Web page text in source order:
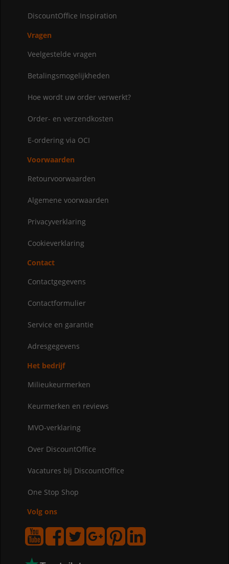
DiscountOffice Inspiration
Vragen
Veelgestelde vragen
Betalingsmogelijkheden
Hoe wordt uw order verwerkt?
Order- en verzendkosten
E-ordering via OCI
Voorwaarden
Retourvoorwaarden
Algemene voorwaarden
Privacyverklaring
Cookieverklaring
Contact
Contactgegevens
Contactformulier
Service en garantie
Adresgegevens
Het bedrijf
Milieukeurmerken
Keurmerken en reviews
MVO-verklaring
Over DiscountOffice
Vacatures bij DiscountOffice
One Stop Shop
Volg ons